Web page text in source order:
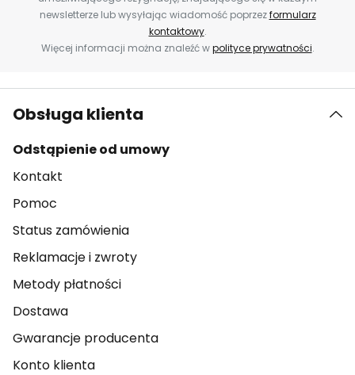
newsletterze lub wysyłając wiadomość poprzezformularz
kontaktowy.
Więcej informacji można znaleźć wpolityce prywatności.
Obsługa klienta
Odstąpienie od umowy
Kontakt
Pomoc
Status zamówienia
Reklamacje i zwroty
Metody płatności
Dostawa
Gwarancje producenta
Konto klienta